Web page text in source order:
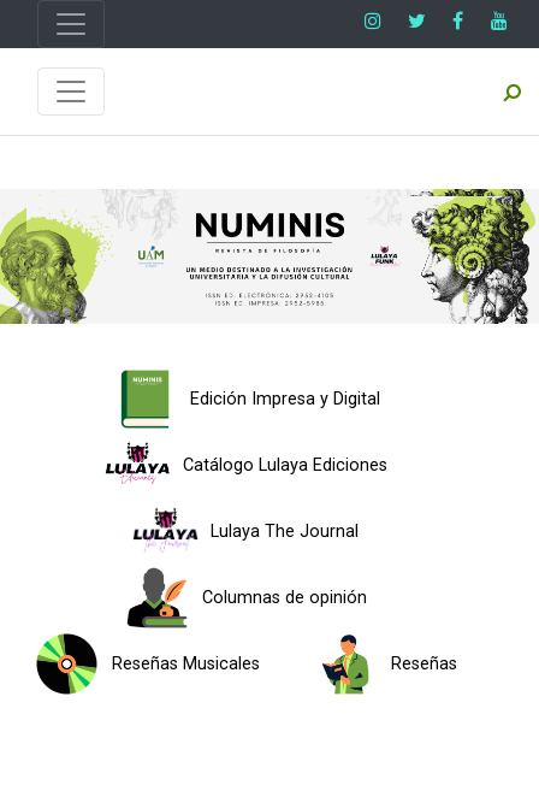
Edición Impresa y Digital
Catálogo Lulaya Ediciones
Lulaya The Journal
Columnas de opinión
Reseñas Musicales Reseñas